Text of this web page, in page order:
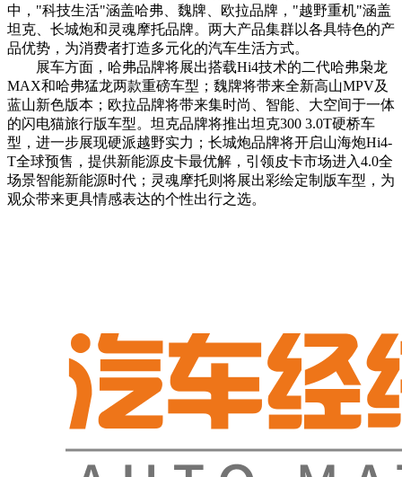
中，"科技生活"涵盖哈弗、魏牌、欧拉品牌，"越野重机"涵盖
坦克、长城炮和灵魂摩托品牌。两大产品集群以各具特色的产
品优势，为消费者打造多元化的汽车生活方式。
展车方面，哈弗品牌将展出搭载Hi4技术的二代哈弗枭龙
MAX和哈弗猛龙两款重磅车型；魏牌将带来全新高山MPV及
蓝山新色版本；欧拉品牌将带来集时尚、智能、大空间于一体
的闪电猫旅行版车型。坦克品牌将推出坦克300 3.0T硬桥车
型，进一步展现硬派越野实力；长城炮品牌将开启山海炮Hi4-
T全球预售，提供新能源皮卡最优解，引领皮卡市场进入4.0全
场景智能新能源时代；灵魂摩托则将展出彩绘定制版车型，为
观众带来更具情感表达的个性出行之选。